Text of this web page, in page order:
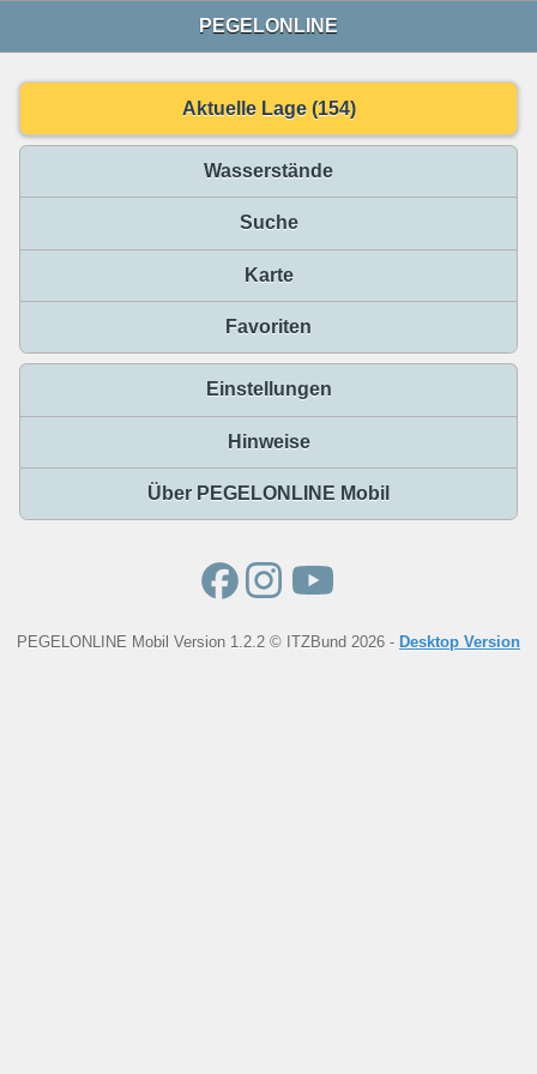
PEGELONLINE
Aktuelle Lage (154)
Wasserstände
Suche
Karte
Favoriten
Einstellungen
Hinweise
Über PEGELONLINE Mobil
PEGELONLINE Mobil Version 1.2.2 © ITZBund 2026 - Desktop Version